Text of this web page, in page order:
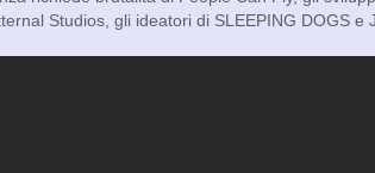
Studios, gli ideatori di SLEEPING DOGS e